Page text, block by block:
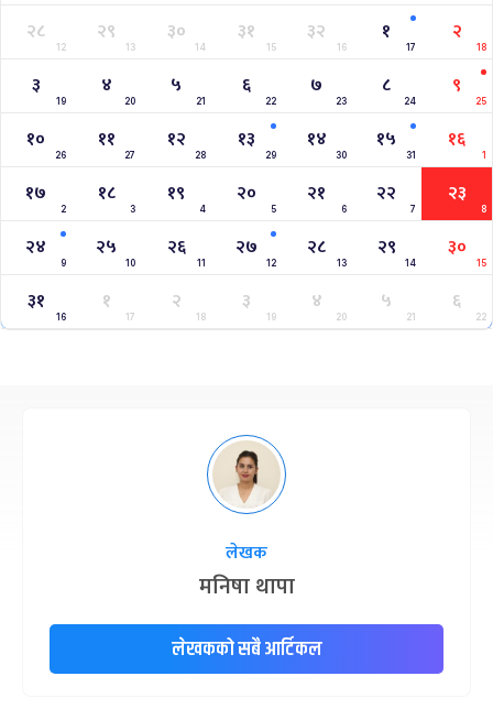
२८
12
२९
13
३०
14
३१
15
३२
16
१
17
२
18
३
19
४
20
५
21
६
22
७
23
८
24
९
25
१०
26
११
27
१२
28
१३
29
१४
30
१५
31
१६
1
१७
2
१८
3
१९
4
२०
5
२१
6
२२
7
२३
8
२४
9
२५
10
२६
11
२७
12
२८
13
२९
14
३०
15
३१
16
१
17
२
18
३
19
४
20
५
21
६
22
लेखक
मनिषा थापा
लेखकको सबै आर्टिकल